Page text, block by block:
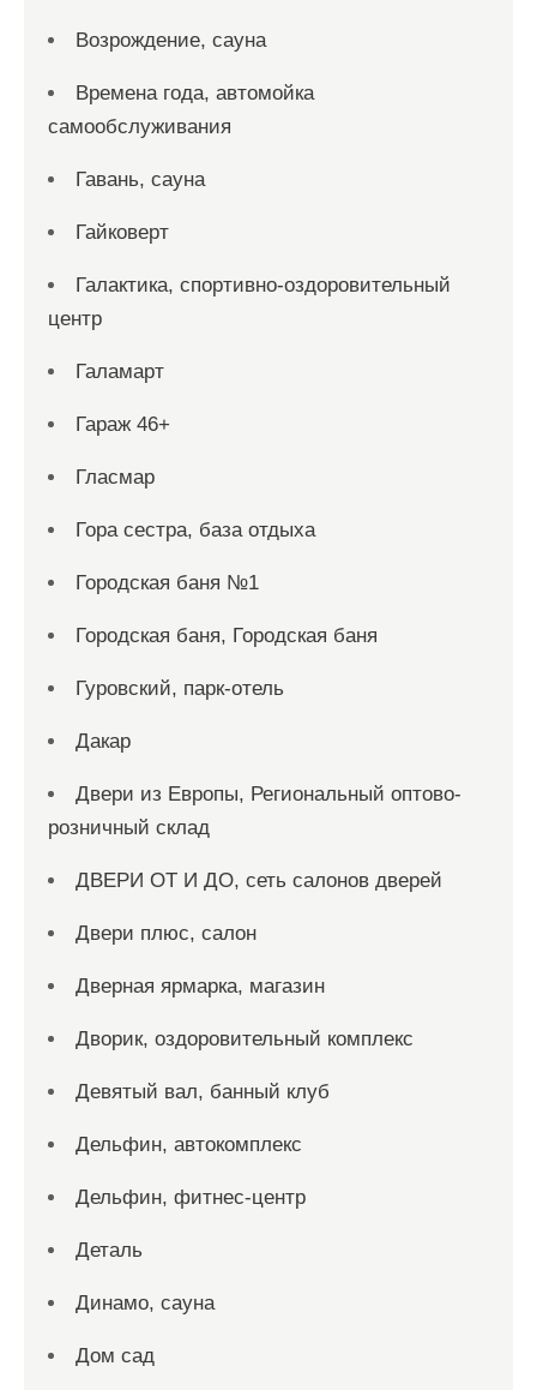
Возрождение, сауна
Времена года, автомойка
самообслуживания
Гавань, сауна
Гайковерт
Галактика, спортивно-оздоровительный
центр
Галамарт
Гараж 46+
Гласмар
Гора сестра, база отдыха
Городская баня №1
Городская баня, Городская баня
Гуровский, парк-отель
Дакар
Двери из Европы, Региональный оптово-
розничный склад
ДВЕРИ ОТ И ДО, сеть салонов дверей
Двери плюс, салон
Дверная ярмарка, магазин
Дворик, оздоровительный комплекс
Девятый вал, банный клуб
Дельфин, автокомплекс
Дельфин, фитнес-центр
Деталь
Динамо, сауна
Дом сад